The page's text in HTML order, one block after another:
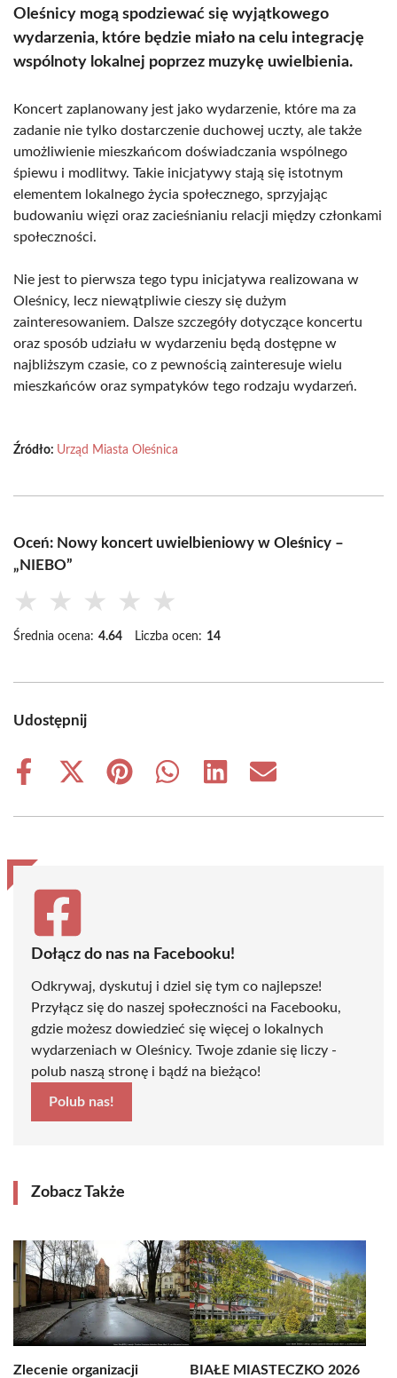
Oleśnicy mogą spodziewać się wyjątkowego
wydarzenia, które będzie miało na celu integrację
wspólnoty lokalnej poprzez muzykę uwielbienia.
Koncert zaplanowany jest jako wydarzenie, które ma za
zadanie nie tylko dostarczenie duchowej uczty, ale także
umożliwienie mieszkańcom doświadczania wspólnego
śpiewu i modlitwy. Takie inicjatywy stają się istotnym
elementem lokalnego życia społecznego, sprzyjając
budowaniu więzi oraz zacieśnianiu relacji między członkami
społeczności.
Nie jest to pierwsza tego typu inicjatywa realizowana w
Oleśnicy, lecz niewątpliwie cieszy się dużym
zainteresowaniem. Dalsze szczegóły dotyczące koncertu
oraz sposób udziału w wydarzeniu będą dostępne w
najbliższym czasie, co z pewnością zainteresuje wielu
mieszkańców oraz sympatyków tego rodzaju wydarzeń.
Źródło: Urząd Miasta Oleśnica
Oceń: Nowy koncert uwielbieniowy w Oleśnicy –
„NIEBO”
★ ★ ★ ★ ★
Średnia ocena: 4.64 Liczba ocen: 14
Udostępnij
Share
Share
(Twitter)
Share
Share
Share
Share
Dołącz do nas na Facebooku!
Odkrywaj, dyskutuj i dziel się tym co najlepsze!
Przyłącz się do naszej społeczności na Facebooku,
gdzie możesz dowiedzieć się więcej o lokalnych
wydarzeniach w Oleśnicy. Twoje zdanie się liczy -
polub naszą stronę i bądź na bieżąco!
Polub nas!
Zobacz Także
Zlecenie organizacji BIAŁE MIASTECZKO 2026